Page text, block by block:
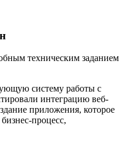
техническим заданием
систему работы с
интеграцию веб-
приложения, которое
процесс,